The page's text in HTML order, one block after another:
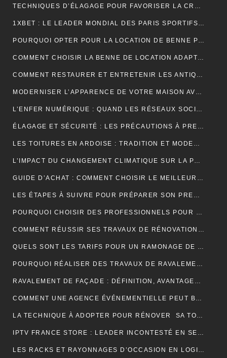
TECHNIQUES D’ÉLAGAGE POUR FAVORISER LA CROISSANCE DES ARBRES
1XBET : LE LEADER MONDIAL DES PARIS SPORTIFS EN LIGNE GRÂCE À UNE PLATEFORME CONVIVIALE ET UNE DIVERSITÉ DE MARCHÉS
POURQUOI OPTER POUR LA LOCATION DE BENNE POUR VOS PROJETS DE CONSTRUCTION?
COMMENT CHOISIR LA BENNE DE LOCATION ADAPTÉE À VOS BESOINS?
COMMENT RESTAURER ET ENTRETENIR LES ANTIQUITÉS?
MODERNISER L’APPARENCE DE VOTRE MAISON AVEC DES PORTES DE GARAGE SECTIONNELLES (ADOPTEZ LES PORTES AMC)
L’ENFER NUMÉRIQUE : QUAND LES RÉSEAUX SOCIAUX DEVIENNENT UN CAUCHEMAR
ÉLAGAGE ET SÉCURITÉ : LES PRÉCAUTIONS À PRENDRE
LES TOITURES EN ARDOISE : TRADITION ET MODERNITÉ
L’IMPACT DU CHANGEMENT CLIMATIQUE SUR LA PRODUCTION DE VANILLE À MADAGASCAR
GUIDE D’ACHAT : COMMENT CHOISIR LE MEILLEUR SPIROMÈTRE POUR VOS BESOINS
LES ÉTAPES À SUIVRE POUR PRÉPARER SON PREMIER MARATHON
POURQUOI CHOISIR DES PROFESSIONNELS POUR VOTRE DÉMÉNAGEMENT CLICHY ?
COMMENT RÉUSSIR SES TRAVAUX DE RÉNOVATION DE COUVERTURE ?
QUELS SONT LES TARIFS POUR UN RAMONAGE DE CHEMINÉE ?
POURQUOI RÉALISER DES TRAVAUX DE RAVALEMENT DE FAÇADE ?
RAVALEMENT DE FAÇADE : DÉFINITION, AVANTAGES ET ERREURS À ÉVITER
COMMENT UNE AGENCE ÉVÉNEMENTIELLE PEUT BOOSTER L’ATTRACTIVITÉ D’UNE DESTINATION TOURISTIQUE ?
LA TECHNIQUE À ADOPTER POUR RÉNOVER SA TOITURE EN TUILES
IPTV FRANCE STORE : LEADER INCONTESTÉ EN SERVICES IPTV DE QUALITÉ SUPÉRIEURE
LES RACKS ET RAYONNAGES D’OCCASION EN LOGISTIQUE